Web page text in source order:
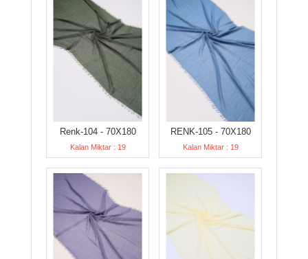
Renk-104 - 70X180
Kalan Miktar : 19
RENK-105 - 70X180
Kalan Miktar : 19